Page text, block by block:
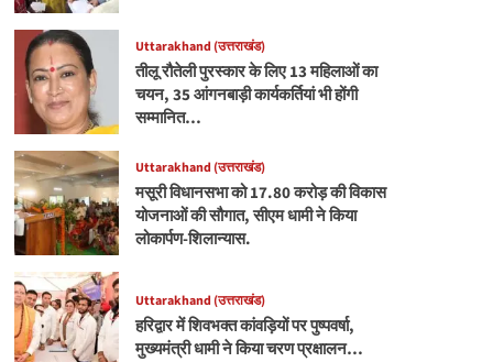
Uttarakhand (उत्तराखंड)
तीलू रौतेली पुरस्कार के लिए 13 महिलाओं का
चयन, 35 आंगनबाड़ी कार्यकर्तियां भी होंगी
सम्मानित…
Uttarakhand (उत्तराखंड)
मसूरी विधानसभा को 17.80 करोड़ की विकास
योजनाओं की सौगात, सीएम धामी ने किया
लोकार्पण-शिलान्यास.
Uttarakhand (उत्तराखंड)
हरिद्वार में शिवभक्त कांवड़ियों पर पुष्पवर्षा,
मुख्यमंत्री धामी ने किया चरण प्रक्षालन…